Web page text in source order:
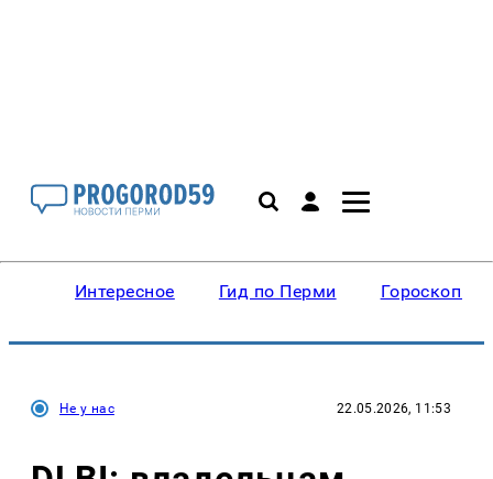
Интересное Гид по Перми Гороскопы
Не у нас 22.05.2026, 11:53